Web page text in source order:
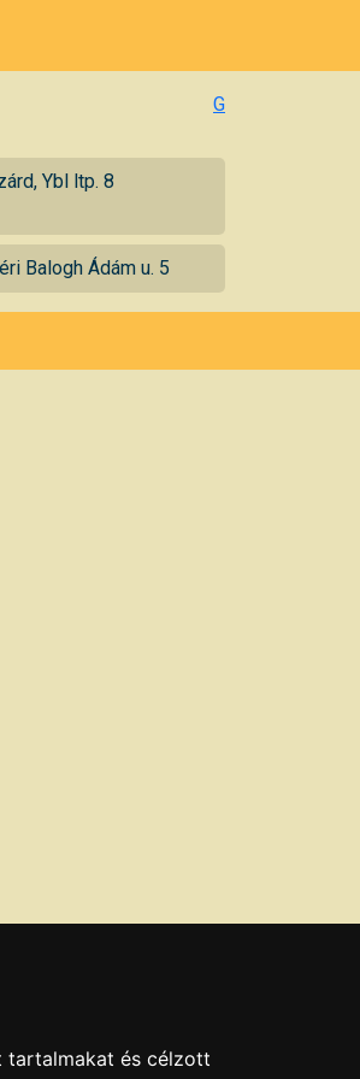
G
Ybl ltp. 8
Balogh Ádám u. 5
tartalmakat és célzott